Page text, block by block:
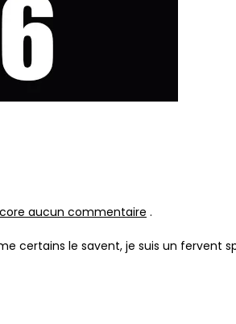
aucun commentaire .
certains le savent, je suis un fervent